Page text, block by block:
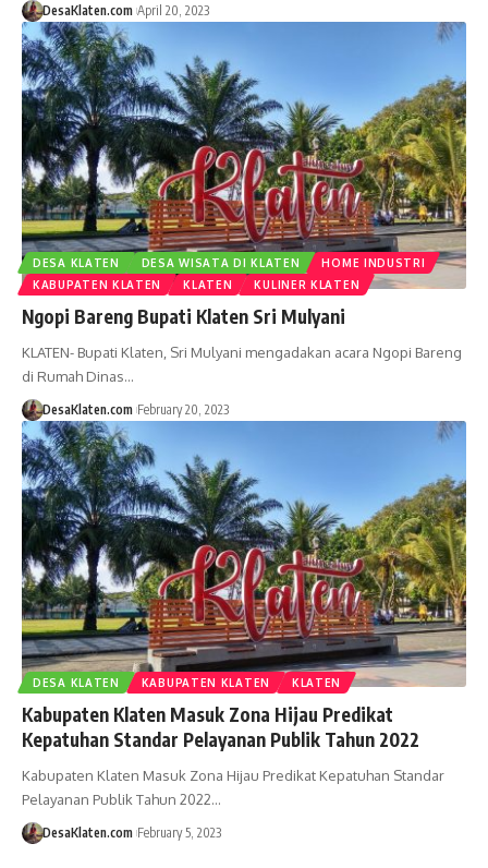
DesaKlaten.com April 20, 2023
DESA KLATEN DESA WISATA DI KLATEN
HOME INDUSTRI
KABUPATEN KLATEN
KLATEN KULINER KLATEN
Ngopi Bareng Bupati Klaten Sri Mulyani
KLATEN- Bupati Klaten, Sri Mulyani mengadakan acara Ngopi Bareng
di Rumah Dinas…
DesaKlaten.com February 20, 2023
DESA KLATEN KABUPATEN KLATEN KLATEN
Kabupaten Klaten Masuk Zona Hijau Predikat
Kepatuhan Standar Pelayanan Publik Tahun 2022
Kabupaten Klaten Masuk Zona Hijau Predikat Kepatuhan Standar
Pelayanan Publik Tahun 2022…
DesaKlaten.com February 5, 2023